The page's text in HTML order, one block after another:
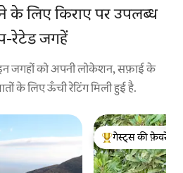
के लिए किराए पर उपलब्ध
रेटेड जगहें
जगहों को अपनी लोकेशन, सफ़ाई के
के लिए ऊँची रेटिंग मिली हुई है.
गेस्ट्स का टॉप फ़ेवरेट
गेस्ट्स की फ़ेवरेट